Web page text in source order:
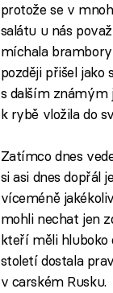
protože se v
salátu u nás
míchala
později přišel jako
s dalším známým
k rybě vložila do
Zatímco dnes
si asi dnes dopřál
víceméně
mohli nechat jen
kteří měli hluboko
století dostala
v carském Rusku.